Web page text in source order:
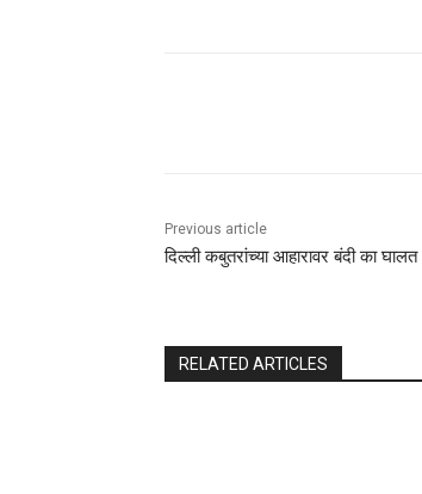
Previous article
दिल्ली कबुतरांच्या आहारावर बंदी का
RELATED ARTICLES